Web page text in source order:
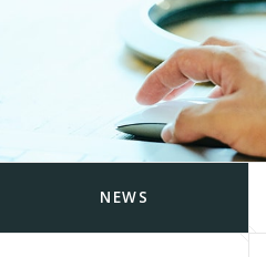
NEWS